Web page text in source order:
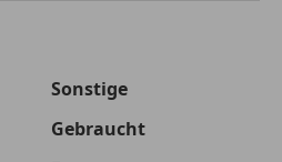
120 Monate
Sonstige
Gebraucht